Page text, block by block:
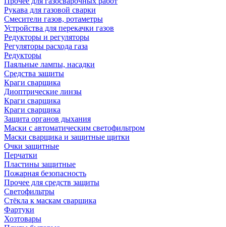
Рукава для газовой сварки
Смесители газов, ротаметры
Устройства для перекачки газов
Редукторы и регуляторы
Регуляторы расхода газа
Редукторы
Паяльные лампы, насадки
Средства защиты
Краги сварщика
Диоптрические линзы
Краги сварщика
Краги сварщика
Защита органов дыхания
Маски с автоматическим светофильтром
Маски сварщика и защитные щитки
Очки защитные
Перчатки
Пластины защитные
Пожарная безопасность
Прочее для средств защиты
Светофильтры
Стёкла к маскам сварщика
Фартуки
Хозтовары